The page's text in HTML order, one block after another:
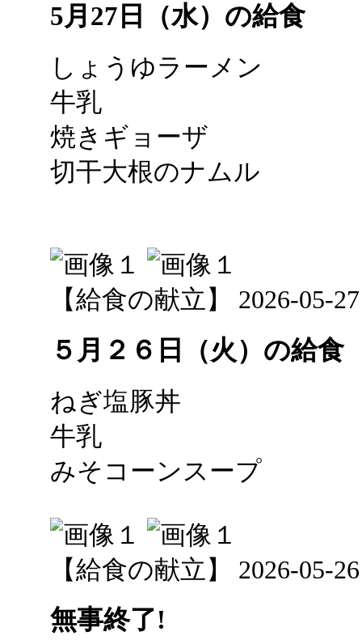
5月27日（水）の給食
しょうゆラーメン
牛乳
焼きギョーザ
切干大根のナムル
【給食の献立】 2026-05-
５月２６日（火）の給食
ねぎ塩豚丼
牛乳
みそコーンスープ
【給食の献立】 2026-05-
無事終了!